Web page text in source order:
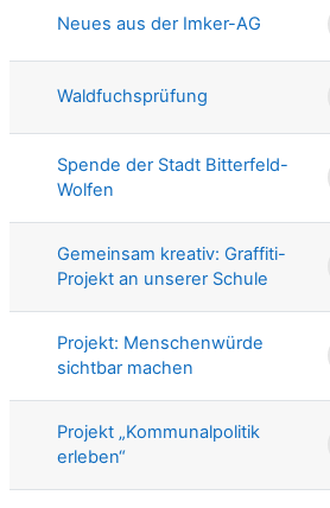
Neues aus der Imker-AG
Waldfuchsprüfung
Spende der Stadt Bitterfeld-
Wolfen
Gemeinsam kreativ: Graffiti-
Projekt an unserer Schule
Projekt: Menschenwürde
sichtbar machen
Projekt „Kommunalpolitik
erleben“